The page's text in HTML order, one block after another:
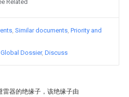
器的绝缘子，该绝缘子由
Related
Similar documents Priority and
Global Dossier Discuss